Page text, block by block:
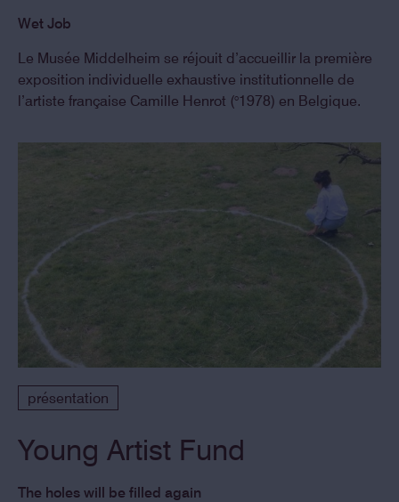
Wet Job
Le Musée Middelheim se réjouit d’accueillir la première
exposition individuelle exhaustive institutionnelle de
l’artiste française Camille Henrot (°1978) en Belgique.
présentation
Young Artist Fund
The holes will be filled again